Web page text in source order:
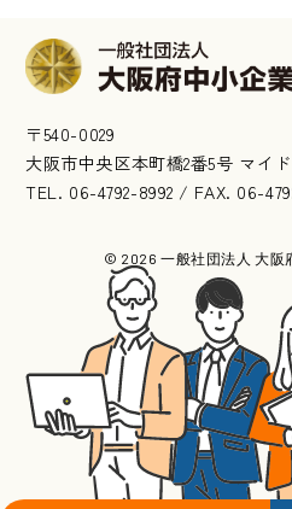
〒540-0029
大阪市中央区本町橋2番5号 マイ
TEL. 06-4792-8992 / FAX. 06-
© 2026 一般社団法人 大阪